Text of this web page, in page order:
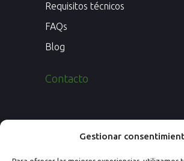
Gestionar
Requisitos técnicos
FAQs
Blog
Contacto